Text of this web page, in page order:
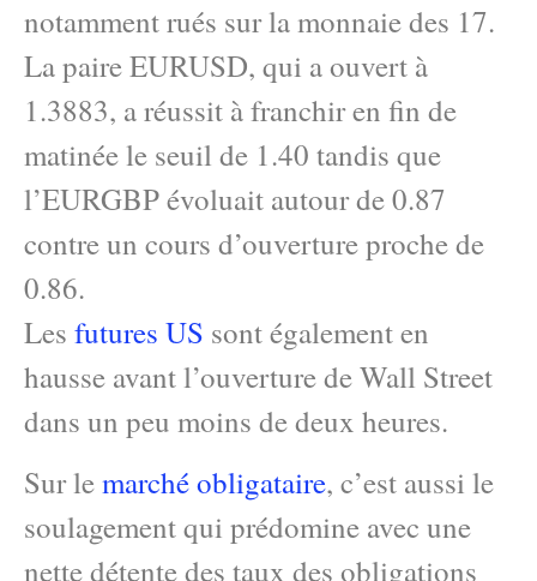
notamment rués sur la monnaie des 17.
La paire EURUSD, qui a ouvert à
1.3883, a réussit à franchir en fin de
matinée le seuil de 1.40 tandis que
l’EURGBP évoluait autour de 0.87
contre un cours d’ouverture proche de
0.86.
Les futures US sont également en
hausse avant l’ouverture de Wall Street
dans un peu moins de deux heures.
Sur lemarché obligataire, c’est aussi le
soulagement qui prédomine avec une
nette détente des taux des obligations